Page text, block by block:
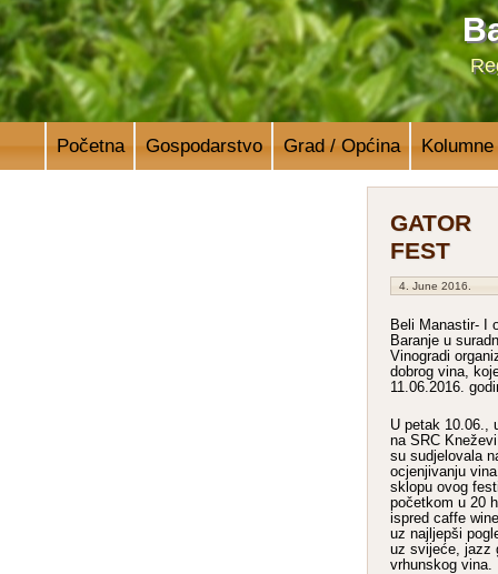
Početna Gospodarstvo Grad / Općina Kolumne
GATOR
FEST
4. June 2016.
Beli Manastir- I
Baranje u
Vinogradi
dobrog vina,
11.06.2016.
U petak 10.06.,
na SRC
su sudjelovala
ocjenjivanju
sklopu ovog
početkom u 20
ispred caffe
uz najljepši
uz svijeće, jazz
vrhunskog vina.